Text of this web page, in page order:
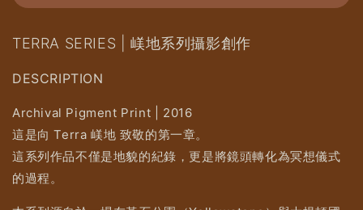
TERRA SERIES | 嵄地系列攝影創作
DESCRIPTION
Archival Pigment Print | 2016
這是向 Terra 嵄地 致敬的第一章。
這系列作品不僅是地貌的紀錄，更是將鏡頭轉化為冥想儀式
的過程。